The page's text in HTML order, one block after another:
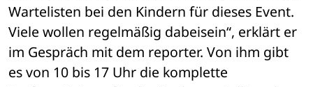
Wartelisten bei den Kindern für dieses Event.
Viele wollen regelmäßig dabeisein“, erklärt er
im Gespräch mit dem reporter. Von ihm gibt
es von 10 bis 17 Uhr die komplette